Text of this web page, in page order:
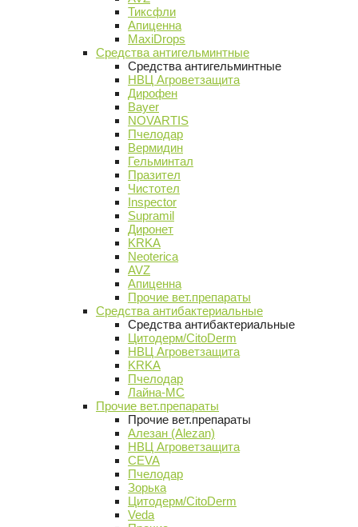
Тиксфли
Апиценна
MaxiDrops
Средства антигельминтные
Средства антигельминтные
НВЦ Агроветзащита
Дирофен
Bayer
NOVARTIS
Пчелодар
Вермидин
Гельминтал
Празител
Чистотел
Inspector
Supramil
Диронет
KRKA
Neoterica
AVZ
Апиценна
Прочие вет.препараты
Средства антибактериальные
Средства антибактериальные
Цитодерм/CitoDerm
НВЦ Агроветзащита
KRKA
Пчелодар
Лайна-МС
Прочие вет.препараты
Прочие вет.препараты
Алезан (Alezan)
НВЦ Агроветзащита
CEVA
Пчелодар
Зорька
Цитодерм/CitoDerm
Veda